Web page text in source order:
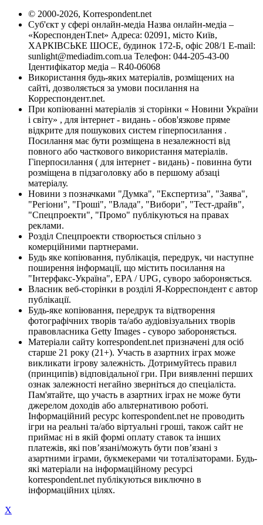
© 2000-2026, Korrespondent.net
Суб'єкт у сфері онлайн-медіа Назва онлайн-медіа –
«КореспонденТ.net» Адреса: 02091, місто Київ,
ХАРКІВСЬКЕ ШОСЕ, будинок 172-Б, офіс 208/1 E-mail:
sunlight@mediadim.com.ua Телефон: 044-205-43-00
Ідентифікатор медіа – R40-06068
Використання будь-яких матеріалів, розміщених на
сайті, дозволяється за умови посилання на
Корреспондент.net.
При копіюванні матеріалів зі сторінки « Новини України
і світу» , для інтернет - видань - обов'язкове пряме
відкрите для пошукових систем гіперпосилання .
Посилання має бути розміщена в незалежності від
повного або часткового використання матеріалів.
Гіперпосилання ( для інтернет - видань) - повинна бути
розміщена в підзаголовку або в першому абзаці
матеріалу.
Новини з позначками "Думка", "Експертиза", "Заява",
"Регіони", "Гроші", "Влада", "Вибори", "Тест-драйв",
"Спецпроекти", "Промо" публікуються на правах
реклами.
Розділ Спецпроекти створюється спільно з
комерційними партнерами.
Будь яке копіювання, публікація, передрук, чи наступне
поширення інформації, що містить посилання на
"Інтерфакс-Україна", EPA / UPG, суворо забороняється.
Власник веб-сторінки в розділі Я-Корреспондент є автор
публікації.
Будь-яке копіювання, передрук та відтворення
фотографічних творів та/або аудіовізуальних творів
правовласника Getty Images - суворо забороняється.
Матеріали сайту korrespondent.net призначені для осіб
старше 21 року (21+). Участь в азартних іграх може
викликати ігрову залежність. Дотримуйтесь правил
(принципів) відповідальної гри. При виявленні перших
ознак залежності негайно зверніться до спеціаліста.
Пам'ятайте, що участь в азартних іграх не може бути
джерелом доходів або альтернативою роботі.
Інформаційний ресурс korrespondent.net не проводить
ігри на реальні та/або віртуальні гроші, також сайт не
приймає ні в якій формі оплату ставок та інших
платежів, які пов’язані/можуть бути пов’язані з
азартними іграми, букмекерами чи тоталізаторами. Будь-
які матеріали на інформаційному ресурсі
korrespondent.net публікуються виключно в
інформаційних цілях.
X